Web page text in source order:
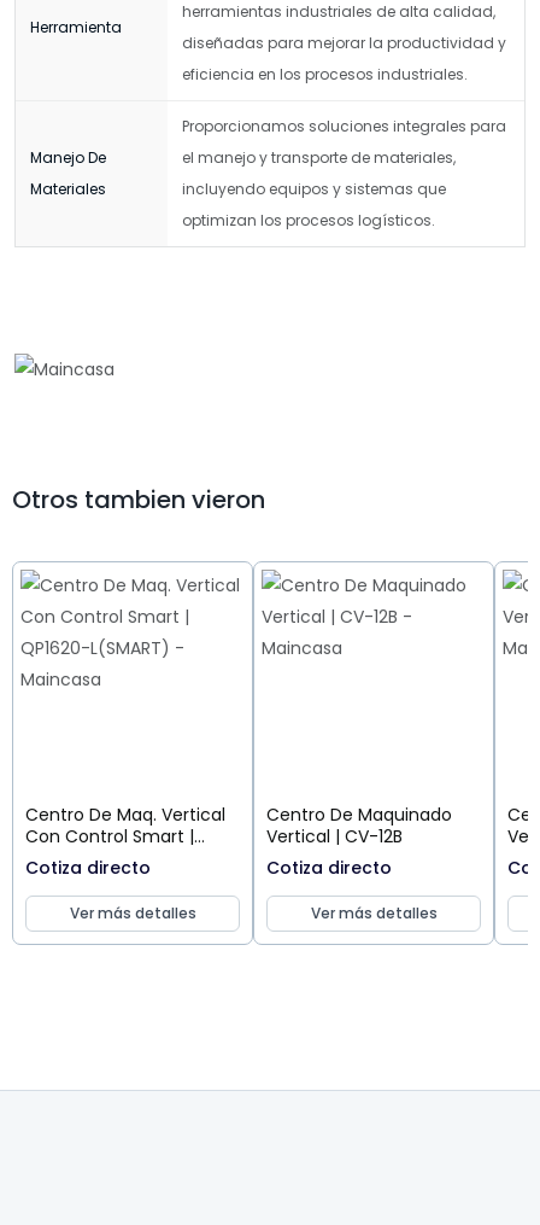
Herramienta
herramientas industriales de alta calidad,
diseñadas para mejorar la productividad y
eficiencia en los procesos industriales.
Manejo De
Materiales
Proporcionamos soluciones integrales para
el manejo y transporte de materiales,
incluyendo equipos y sistemas que
optimizan los procesos logísticos.
Otros tambien vieron
Centro De Maq. Vertical
Con Control Smart |
QP1620-L(SMART)
Cotiza directo
Ver más detalles
Centro De Maquinado
Vertical | CV-12B
Cotiza directo
Ver más detalles